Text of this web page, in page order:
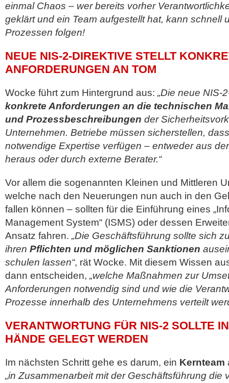
einmal Chaos – wer bereits vorher
geklärt und ein Team aufgestellt hat, kann schnell
Prozessen folgen!
NEUE NIS-2-DIREKTIVE STELLT
ANFORDERUNGEN AN TOM
Wocke führt zum Hintergrund aus: „Die neue NIS-
konkrete Anforderungen an die technischen
und Prozessbeschreibungen der
Unternehmen. Betriebe müssen sicherstellen,
notwendige Expertise verfügen – entweder aus
heraus oder durch externe Berater.“
Vor allem die sogenannten Kleinen und Mittleren
welche nach den Neuerungen nun auch in den
fallen können – sollten für die Einführung eines
Management System“ (ISMS) oder dessen
Ansatz fahren. „Die Geschäftsführung sollte sich
ihren Pflichten und möglichen Sanktionen
schulen lassen“, rät Wocke. Mit diesem Wissen
dann entscheiden, „welche Maßnahmen zur
Anforderungen notwendig sind und wie die
Prozesse innerhalb des Unternehmens verteilt
VERANTWORTUNG FÜR NIS-2 SOLLTE
HÄNDE GELEGT WERDEN
Im nächsten Schritt gehe es darum, ein Kernteam
„in Zusammenarbeit mit der Geschäftsführung die